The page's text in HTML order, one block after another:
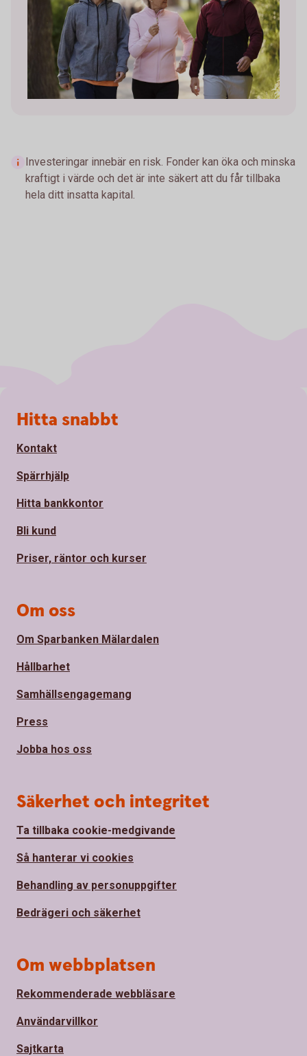
Investeringar innebär en risk. Fonder kan öka och minska
kraftigt i värde och det är inte säkert att du får tillbaka
hela ditt insatta kapital.
Sidfot
Hitta snabbt
Kontakt
Spärrhjälp
Hitta bankkontor
Bli kund
Priser, räntor och kurser
Om oss
Om Sparbanken Mälardalen
Hållbarhet
Samhällsengagemang
Press
Jobba hos oss
Säkerhet och integritet
Ta tillbaka cookie-medgivande
Så hanterar vi cookies
Behandling av personuppgifter
Bedrägeri och säkerhet
Om webbplatsen
Rekommenderade webbläsare
Användarvillkor
Sajtkarta